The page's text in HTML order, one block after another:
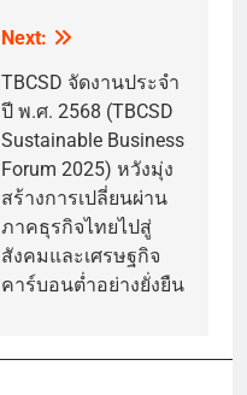
Next:
TBCSD จัดงานประจำ
ปี พ.ศ. 2568 (TBCSD
Sustainable Business
Forum 2025) หวังมุ่ง
สร้างการเปลี่ยนผ่าน
ภาคธุรกิจไทยไปสู่
สังคมและเศรษฐกิจ
คาร์บอนต่ำอย่างยั่งยืน